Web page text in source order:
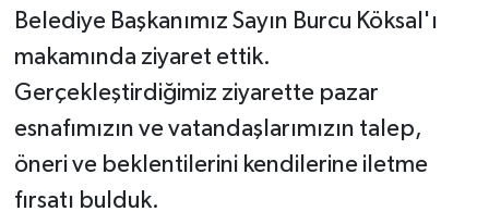
Belediye Başkanımız Sayın Burcu Köksal'ı
makamında ziyaret ettik.
Gerçekleştirdiğimiz ziyarette pazar
esnafımızın ve vatandaşlarımızın talep,
öneri ve beklentilerini kendilerine iletme
fırsatı bulduk.